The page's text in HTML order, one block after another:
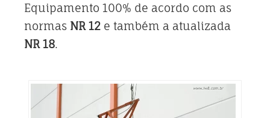
Equipamento 100% de acordo com as
normas NR 12 e também a atualizada
NR 18.